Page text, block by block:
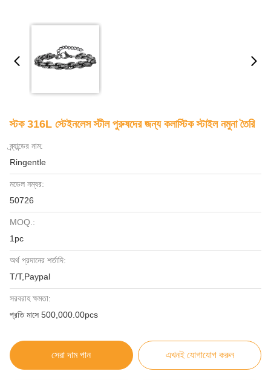
স্টক 316L স্টেইনলেস স্টীল পুরুষদের জন্য কলাস্টিক স্টাইল নমুনা তৈরি
ব্র্যান্ডের নাম:
Ringentle
মডেল নম্বর:
50726
MOQ.:
1pc
অর্থ প্রদানের শর্তাদি:
T/T,Paypal
সরবরাহ ক্ষমতা:
প্রতি মাসে 500,000.00pcs
সেরা দাম পান এখনই যোগাযোগ করুন